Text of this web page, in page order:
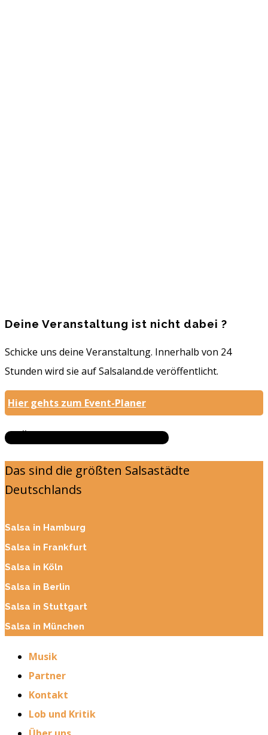
Deine Veranstaltung ist nicht dabei ?
Schicke uns deine Veranstaltung. Innerhalb von 24
Stunden wird sie auf Salsaland.de veröffentlicht.
Hier gehts zum Event-Planer
Ältere Veranstaltungen
Das sind die größten Salsastädte
Deutschlands
Salsa in Hamburg
Salsa in Frankfurt
Salsa in Köln
Salsa in Berlin
Salsa in Stuttgart
Salsa in München
Musik
Partner
Kontakt
Lob und Kritik